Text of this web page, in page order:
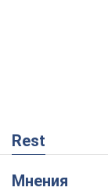
Rest
Мнения